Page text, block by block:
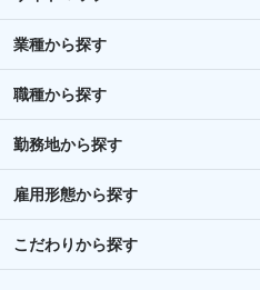
業種から探す
職種から探す
勤務地から探す
雇用形態から探す
こだわりから探す